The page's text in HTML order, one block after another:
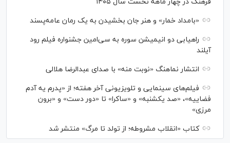
«بامداد خمار» و هنر جان بخشیدن به یک رمان عامه‌پسند
راهیابی دو انیمیشن سوره به سی‌امین جشنواره فیلم رود
آیلند
انتشار نماهنگ «نوبت منه» با صدای عبدالرضا هلالی
فیلم‌های سینمایی و تلویزیونی آخر هفته؛ از «پدرم یه آدم
فضاییه»، «صد یکشنبه» و «ساکرا» تا «دور دست» و «برون
مرزی»
کتاب «انقلاب مشروطه؛ از تولد تا مرگ» منتشر شد